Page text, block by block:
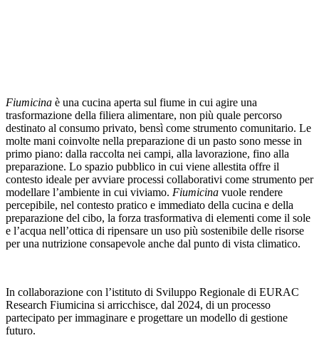
Fiumicina è una cucina aperta sul fiume in cui agire una
trasformazione della filiera alimentare, non più quale percorso
destinato al consumo privato, bensì come strumento comunitario. Le
molte mani coinvolte nella preparazione di un pasto sono messe in
primo piano: dalla raccolta nei campi, alla lavorazione, fino alla
preparazione. Lo spazio pubblico in cui viene allestita offre il
contesto ideale per avviare processi collaborativi come strumento per
modellare l’ambiente in cui viviamo. Fiumicina vuole rendere
percepibile, nel contesto pratico e immediato della cucina e della
preparazione del cibo, la forza trasformativa di elementi come il sole
e l’acqua nell’ottica di ripensare un uso più sostenibile delle risorse
per una nutrizione consapevole anche dal punto di vista climatico.
In collaborazione con l’istituto di Sviluppo Regionale di EURAC
Research Fiumicina si arricchisce, dal 2024, di un processo
partecipato per immaginare e progettare un modello di gestione
futuro.